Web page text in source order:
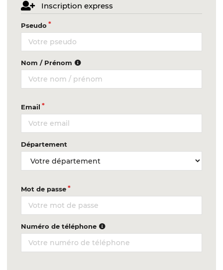
Inscription express
Pseudo
Nom / Prénom
Email
Département
Mot de passe
Numéro de téléphone